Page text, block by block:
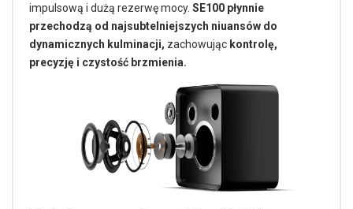
impulsową i dużą rezerwę mocy. SE100 płynnie
przechodzą od najsubtelniejszych niuansów do
dynamicznych kulminacji, zachowując kontrolę,
precyzję i czystość brzmienia.